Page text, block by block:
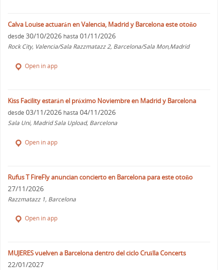
Calva Louise actuarán en Valencia, Madrid y Barcelona este otoño
desde 30/10/2026 hasta 01/11/2026
Rock City, Valencia/Sala Razzmatazz 2, Barcelona/Sala Mon,Madrid
Open in app
Kiss Facility estarán el próximo Noviembre en Madrid y Barcelona
desde 03/11/2026 hasta 04/11/2026
Sala Uni, Madrid Sala Upload, Barcelona
Open in app
Rufus T FireFly anuncian concierto en Barcelona para este otoño
27/11/2026
Razzmatazz 1, Barcelona
Open in app
MUJERES vuelven a Barcelona dentro del ciclo Cruïlla Concerts
22/01/2027